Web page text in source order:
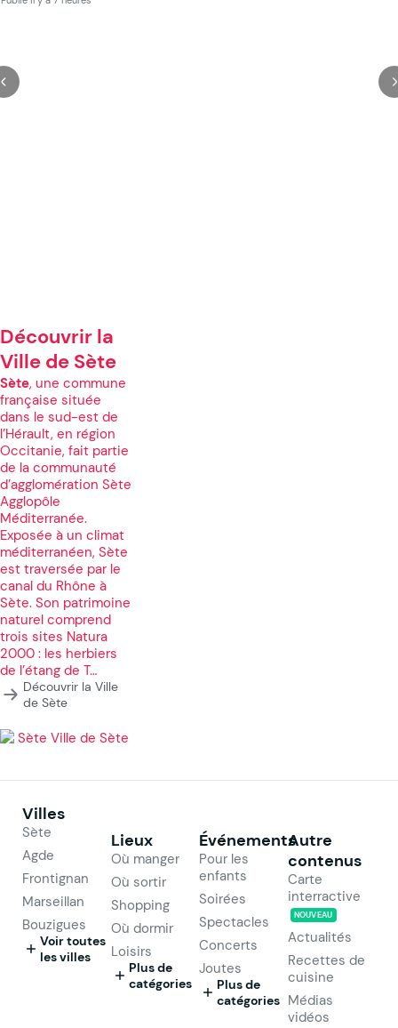
Découvrir la
Ville de Sète
Sète, une commune
française située
dans le sud-est de
l’Hérault, en région
Occitanie, fait partie
de la communauté
d’agglomération Sète
Agglopôle
Méditerranée.
Exposée à un climat
méditerranéen, Sète
est traversée par le
canal du Rhône à
Sète. Son patrimoine
naturel comprend
trois sites Natura
2000 : les herbiers
de l’étang de T…
Découvrir la Ville
de Sète
Villes
Sète
Agde
Frontignan
Marseillan
Bouzigues
Voir toutes
les villes
Lieux
Où manger
Où sortir
Shopping
Où dormir
Loisirs
Plus de
catégories
Événements
Pour les
enfants
Soirées
Spectacles
Concerts
Joutes
Plus de
catégories
Autre
contenus
Carte
interractive
NOUVEAU
Actualités
Recettes de
cuisine
Médias
vidéos